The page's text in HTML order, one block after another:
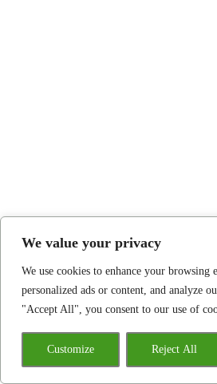
We value your privacy
We use cookies to enhance your browsing
personalized ads or content, and analyze
"Accept All", you consent to our use of
Customize Reject All